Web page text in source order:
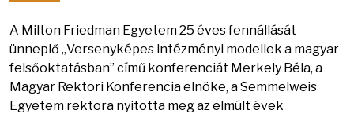
A Milton Friedman Egyetem 25 éves fennállását
ünneplő „Versenyképes intézményi modellek a magyar
felsőoktatásban” című konferenciát Merkely Béla, a
Magyar Rektori Konferencia elnöke, a Semmelweis
Egyetem rektora nyitotta meg az elmúlt évek